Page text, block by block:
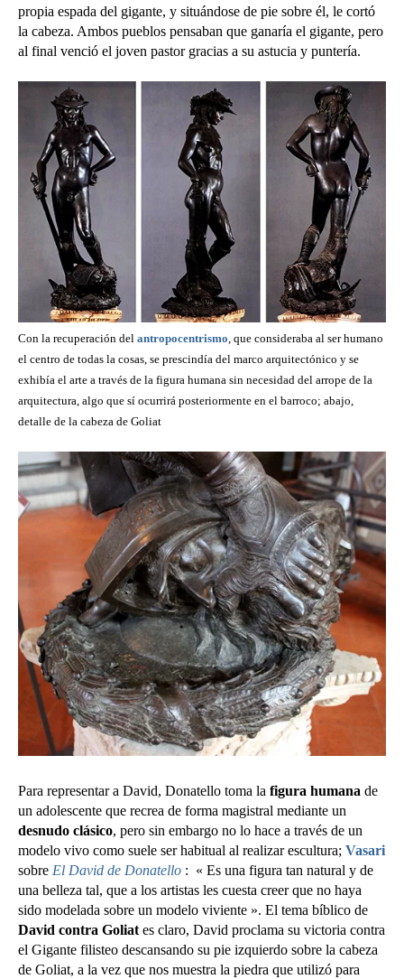
propia espada del gigante, y situándose de pie sobre él, le cortó
la cabeza. Ambos pueblos pensaban que ganaría el gigante, pero
al final venció el joven pastor gracias a su astucia y puntería.
Con la recuperación del antropocentrismo , que consideraba al ser humano
el centro de todas la cosas, se prescindía del marco arquitectónico y se
exhibía el arte a través de la figura humana sin necesidad del arrope de la
arquitectura, algo que sí ocurrirá posteriormente en el barroco; abajo,
detalle de la cabeza de Goliat
Para representar a David, Donatello toma la figura humana de
un adolescente que recrea de forma magistral mediante un
desnudo clásico, pero sin embargo no lo hace a través de un
modelo vivo como suele ser habitual al realizar escultura; Vasari
sobre El David de Donatello : « Es una figura tan natural y de
una belleza tal, que a los artistas les cuesta creer que no haya
sido modelada sobre un modelo viviente ». El tema bíblico de
David contra Goliat es claro, David proclama su victoria contra
el Gigante filisteo descansando su pie izquierdo sobre la cabeza
de Goliat, a la vez que nos muestra la piedra que utilizó para